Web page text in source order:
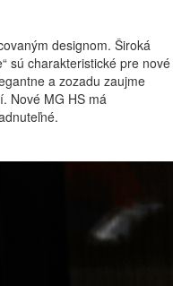
designom. Široká
sú charakteristické pre nové
a zozadu zaujme
Nové MG HS má